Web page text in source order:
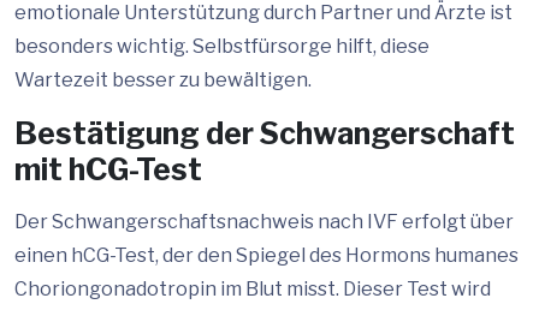
emotionale Unterstützung durch Partner und Ärzte ist
besonders wichtig. Selbstfürsorge hilft, diese
Wartezeit besser zu bewältigen.
Bestätigung der Schwangerschaft
mit hCG-Test
Der Schwangerschaftsnachweis nach IVF erfolgt über
einen hCG-Test, der den Spiegel des Hormons humanes
Choriongonadotropin im Blut misst. Dieser Test wird